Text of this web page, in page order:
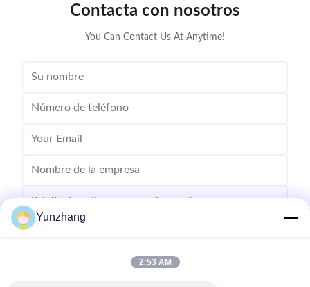
Contacta con nosotros
You Can Contact Us At Anytime!
Yunzhang
2:53 AM